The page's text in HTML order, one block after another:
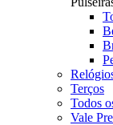
Terços
Todos
Vale